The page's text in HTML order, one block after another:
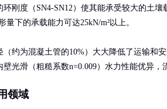
环刚度（SN4-SN12）使其能承受较大的土
量下的承载能力可达25kN/m²以上。
（约为混凝土管的10%）大大降低了运输和
壁光滑（粗糙系数n=0.009）水力性能优异，
领域